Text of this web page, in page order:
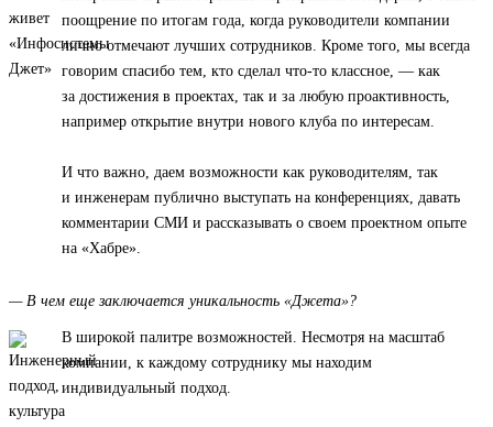
поощрение по итогам года, когда руководители компании
лично отмечают лучших сотрудников. Кроме того, мы всегда
говорим спасибо тем, кто сделал что-то классное, — как
за достижения в проектах, так и за любую проактивность,
например открытие внутри нового клуба по интересам.
И что важно, даем возможности как руководителям, так
и инженерам публично выступать на конференциях, давать
комментарии СМИ и рассказывать о своем проектном опыте
на «Хабре».
— В чем еще заключается уникальность «Джета»?
В широкой палитре возможностей. Несмотря на масштаб
компании, к каждому сотруднику мы находим
индивидуальный подход.